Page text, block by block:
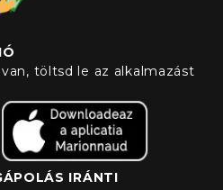
töltsd le az alkalmazást
IRÁNTI